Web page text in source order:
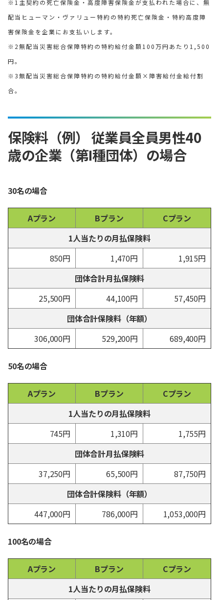
※1主契約の死亡保険金・高度障害保険金が支払われた場合に、無
配当ヒューマン・ヴァリュー特約の特約死亡保険金・特約高度障
害保険金を企業にお支払いします。
※2無配当災害総合保障特約の特約給付金額100万円あたり1,500
円。
※3無配当災害総合保障特約の特約給付金額×障害給付金給付割
合。
保険料（例） 従業員全員男性40
歳の企業（第Ⅰ種団体）の場合
30名の場合
Aプラン Bプラン
Cプラン
1人当たりの月払保険料
850円
1,470円
1,915円
団体合計月払保険料
25,500円
44,100円
57,450円
団体合計保険料（年額）
306,000円
529,200円 689,400円
50名の場合
Aプラン Bプラン
Cプラン
1人当たりの月払保険料
745円
1,310円
1,755円
団体合計月払保険料
37,250円
65,500円
87,750円
団体合計保険料（年額）
447,000円
786,000円 1,053,000円
100名の場合
Aプラン Bプラン
Cプラン
1人当たりの月払保険料